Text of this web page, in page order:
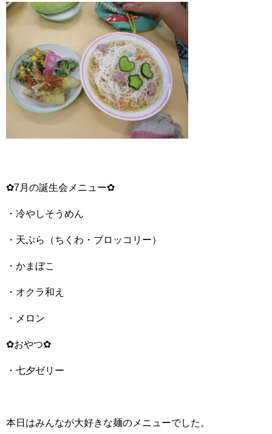
✿7月の誕生会メニュー✿
・冷やしそうめん
・天ぷら（ちくわ・ブロッコリー）
・かまぼこ
・オクラ和え
・メロン
✿おやつ✿
・七夕ゼリー
本日はみんなが大好きな麺のメニューでした。